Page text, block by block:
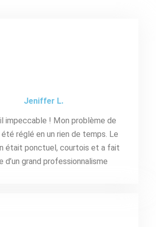
Jeniffer L.
impeccable ! Mon problème de
été réglé en un rien de temps. Le
était ponctuel, courtois et a fait
d’un grand professionnalisme